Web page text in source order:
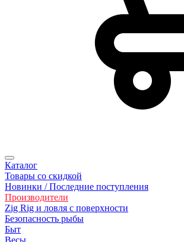
Каталог
Товары со скидкой
Новинки / Последние поступления
Производители
Zig Rig и ловля с поверхности
Безoпасность рыбы
Быт
Весы